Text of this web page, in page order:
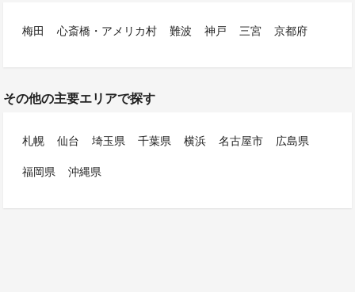
梅田 心斎橋・アメリカ村 難波 神戸 三宮 京都府
その他の主要エリアで探す
札幌 仙台 埼玉県 千葉県 横浜 名古屋市
広島県
福岡県
沖縄県